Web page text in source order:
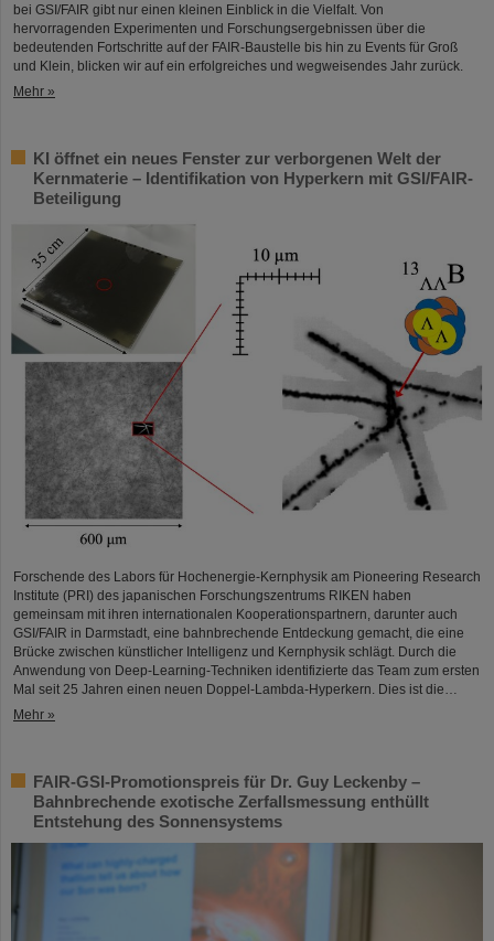
bei GSI/FAIR gibt nur einen kleinen Einblick in die Vielfalt. Von
hervorragenden Experimenten und Forschungsergebnissen über die
bedeutenden Fortschritte auf der FAIR-Baustelle bis hin zu Events für Groß
und Klein, blicken wir auf ein erfolgreiches und wegweisendes Jahr zurück.
Mehr »
KI öffnet ein neues Fenster zur verborgenen Welt der
Kernmaterie – Identifikation von Hyperkern mit GSI/FAIR-
Beteiligung
Forschende des Labors für Hochenergie-Kernphysik am Pioneering Research
Institute (PRI) des japanischen Forschungszentrums RIKEN haben
gemeinsam mit ihren internationalen Kooperationspartnern, darunter auch
GSI/FAIR in Darmstadt, eine bahnbrechende Entdeckung gemacht, die eine
Brücke zwischen künstlicher Intelligenz und Kernphysik schlägt. Durch die
Anwendung von Deep-Learning-Techniken identifizierte das Team zum ersten
Mal seit 25 Jahren einen neuen Doppel-Lambda-Hyperkern. Dies ist die…
Mehr »
FAIR-GSI-Promotionspreis für Dr. Guy Leckenby –
Bahnbrechende exotische Zerfallsmessung enthüllt
Entstehung des Sonnensystems